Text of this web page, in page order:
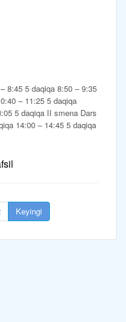
8:45 5 daqiqa 8:50 – 9:35
– 11:25 5 daqiqa
5 daqiqa II smena Dars
14:00 – 14:45 5 daqiqa
Keyingi